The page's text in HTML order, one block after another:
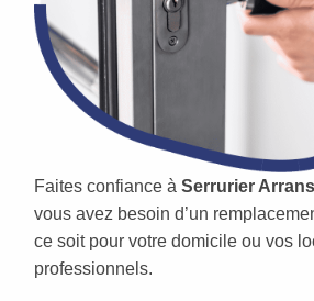
Faites confiance à Serrurier Arrans
vous avez besoin d’un
ce soit pour votre domicile ou vos
professionnels.